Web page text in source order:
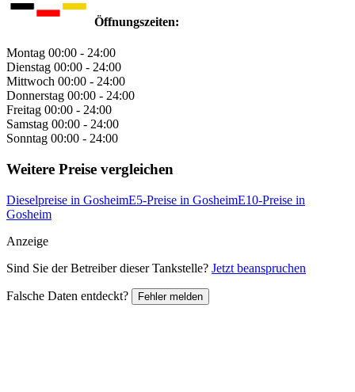
Öffnungszeiten:
Montag 00:00 - 24:00
Dienstag 00:00 - 24:00
Mittwoch 00:00 - 24:00
Donnerstag 00:00 - 24:00
Freitag 00:00 - 24:00
Samstag 00:00 - 24:00
Sonntag 00:00 - 24:00
Weitere Preise vergleichen
Dieselpreise in GosheimE5-Preise in GosheimE10-Preise in
Gosheim
Anzeige
Sind Sie der Betreiber dieser Tankstelle? Jetzt beanspruchen
Falsche Daten entdeckt? Fehler melden